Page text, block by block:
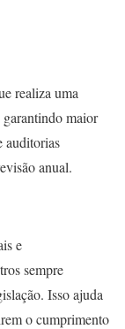
realiza uma
garantindo maior
auditorias
anual.
e
sempre
Isso ajuda
o cumprimento